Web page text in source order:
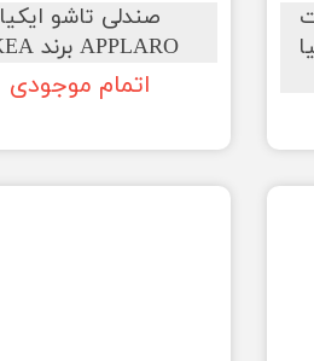
صندلی تاشو ایکیا
APPLARO برند IKEA
اتمام موجودی